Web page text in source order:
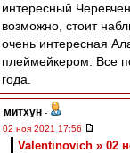
интересный
возможно, стоит
очень интересная
плеймейкером. Все
года.
митхун -
02 ноя 2021 17:56
Valentinovich » 02